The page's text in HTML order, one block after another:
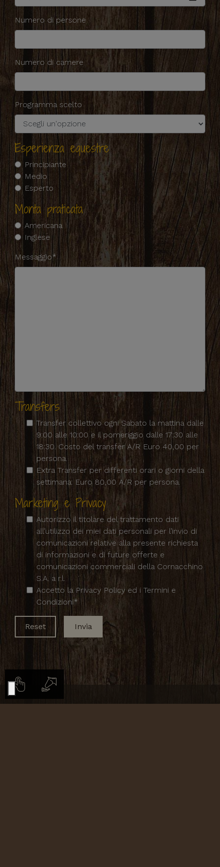
Numero di persone
Numero di camere
Programma scelto
Esperienza equestre
Principiante
Medio
Esperto
Monta praticata
Americana
Inglese
Messaggio*
Transfers
Transfer collettivo ogni Sabato la mattina dalle
9:00 alle 10:00 e il pomeriggio dalle 17:30 alle
18:30. Costo del transfer A/R Euro 40,00 per
persona.
Extra Transfer per differenti orari o giorni della
settimana: Euro 80,00 A/R per persona.
Marketing e Privacy
Autorizzo il titolare del trattamento dati
all’utilizzo dei miei dati personali per l’invio di
comunicazioni relative alla presente richiesta
di informazioni e di future offerte e
comunicazioni commerciali della Cornacchino
S.A. a r.l.
Accetto la Privacy Policy ed i Termini e
Condizioni*
Reset Invia